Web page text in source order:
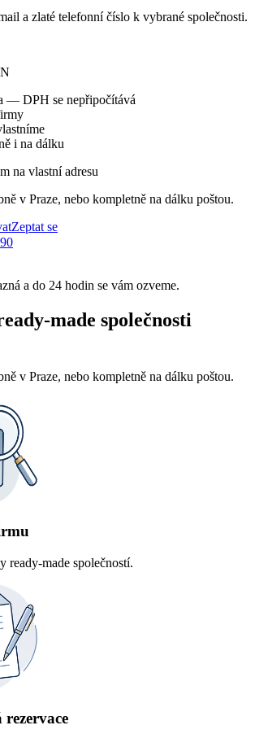
a zlaté telefonní číslo k vybrané společnosti.
— DPH se nepřipočítává
i na dálku
na vlastní adresu
v Praze, nebo kompletně na dálku poštou.
Zeptat se
a do 24 hodin se vám ozveme.
made společnosti
v Praze, nebo kompletně na dálku poštou.
ready-made společností.
rezervace